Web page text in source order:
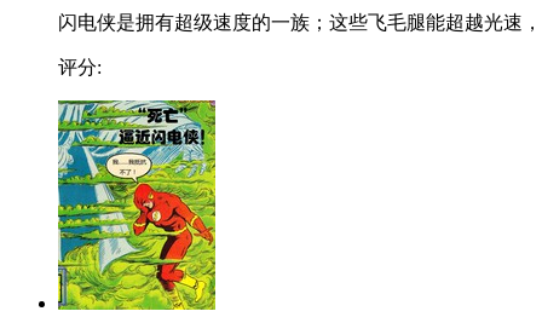
闪电侠是拥有超级速度的一族；这些飞毛腿能超越光速
评分: